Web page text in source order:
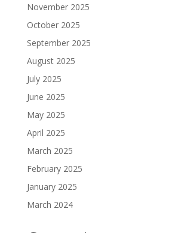
November 2025
October 2025
September 2025
August 2025
July 2025
June 2025
May 2025
April 2025
March 2025
February 2025
January 2025
March 2024